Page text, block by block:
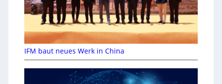
IFM baut neues Werk in China